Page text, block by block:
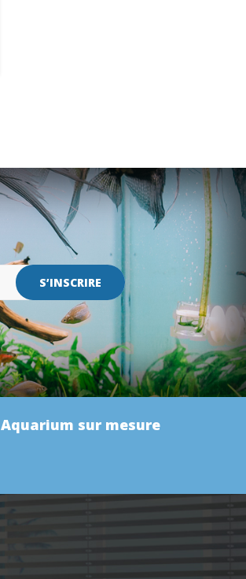
S’INSCRIRE
Aquarium sur mesure